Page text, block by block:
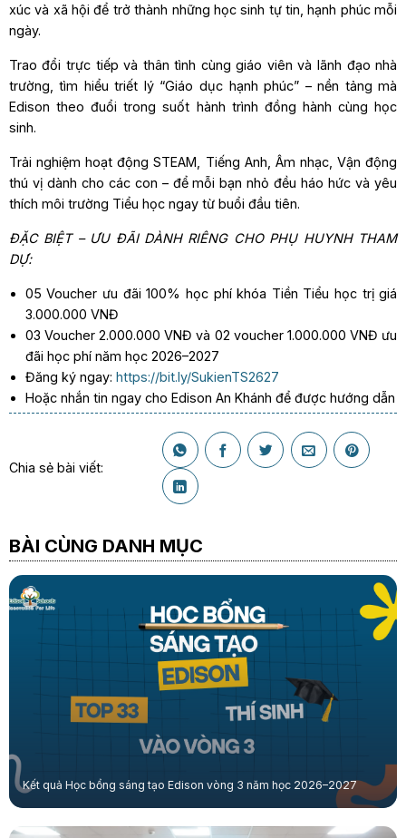
xúc và xã hội để trở thành những học sinh tự tin, hạnh phúc mỗi
ngày.
Trao đổi trực tiếp và thân tình cùng giáo viên và lãnh đạo nhà
trường, tìm hiểu triết lý “Giáo dục hạnh phúc” – nền tảng mà
Edison theo đuổi trong suốt hành trình đồng hành cùng học
sinh.
Trải nghiệm hoạt động STEAM, Tiếng Anh, Âm nhạc, Vận động
thú vị dành cho các con – để mỗi bạn nhỏ đều háo hức và yêu
thích môi trường Tiểu học ngay từ buổi đầu tiên.
ĐẶC BIỆT – ƯU ĐÃI DÀNH RIÊNG CHO PHỤ HUYNH THAM
DỰ:
05 Voucher ưu đãi 100% học phí khóa Tiền Tiểu học trị giá
3.000.000 VNĐ
03 Voucher 2.000.000 VNĐ và 02 voucher 1.000.000 VNĐ ưu
đãi học phí năm học 2026–2027
Đăng ký ngay: https://bit.ly/SukienTS2627
Hoặc nhắn tin ngay cho Edison An Khánh để được hướng dẫn
Chia sẻ bài viết:
BÀI CÙNG DANH MỤC
Kết quả Học bổng sáng tạo Edison vòng 3 năm học 2026–2027